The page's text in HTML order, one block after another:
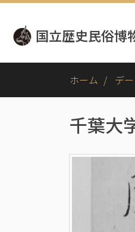
ン
ツ
国立歴史民俗
ホーム デ
千葉大